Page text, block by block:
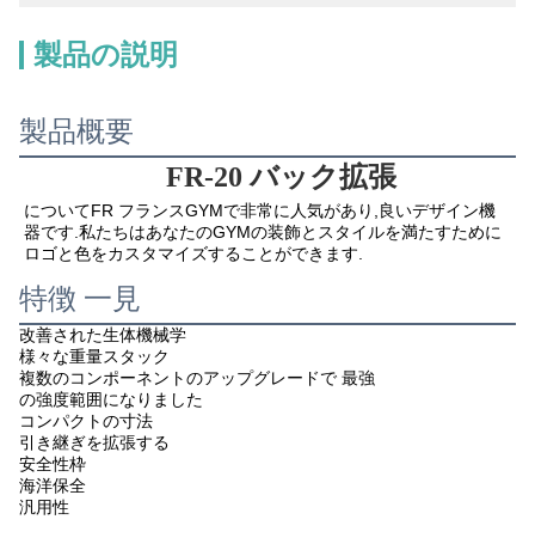
製品の説明
製品概要
FR-20 バック拡張
についてFR フランスGYMで非常に人気があり,良いデザイン機
器です.私たちはあなたのGYMの装飾とスタイルを満たすために
ロゴと色をカスタマイズすることができます.
特徴 一見
改善された生体機械学
様々な重量スタック
複数のコンポーネントのアップグレードで 最強
の強度範囲になりました
コンパクトの寸法
引き継ぎを拡張する
安全性枠
海洋保全
汎用性